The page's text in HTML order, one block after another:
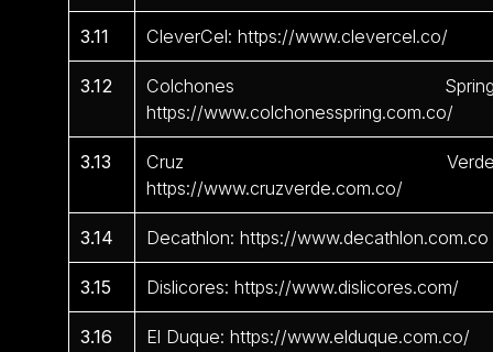
3.11 CleverCel: https://www.clevercel.co/
3.12
Colchones
https://www.colchonesspring.com.co/
3.13
Cruz
https://www.cruzverde.com.co/
3.14 Decathlon: https://www.decathlon.com.co
3.15 Dislicores: https://www.dislicores.com/
3.16 El Duque: https://www.elduque.com.co/